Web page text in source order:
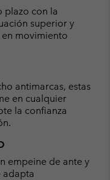
plazo con la
superior y
movimiento
antimarcas, estas
en cualquier
la confianza
empeine de ante y
adapta